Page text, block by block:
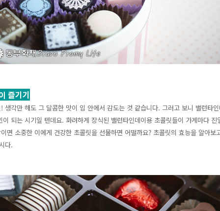
즐기기
생각만 해도 그 달콤한 맛이 입 안에서 감도는 것 같습니다. 그러고 보니 밸런타
되는 시기일 텐데요. 화려하게 장식된 밸런타인데이용 초콜릿들이 가게마다
면 소중한 이에게 건강한 초콜릿을 선물하면 어떨까요? 초콜릿의 효능을 알아
다.